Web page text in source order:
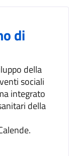
di
della
sociali
integrato
della